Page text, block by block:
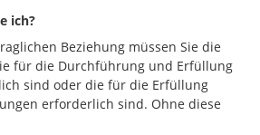
ich?
Beziehung müssen Sie die
für die Durchführung und Erfüllung
sind oder die für die Erfüllung
erforderlich sind. Ohne diese